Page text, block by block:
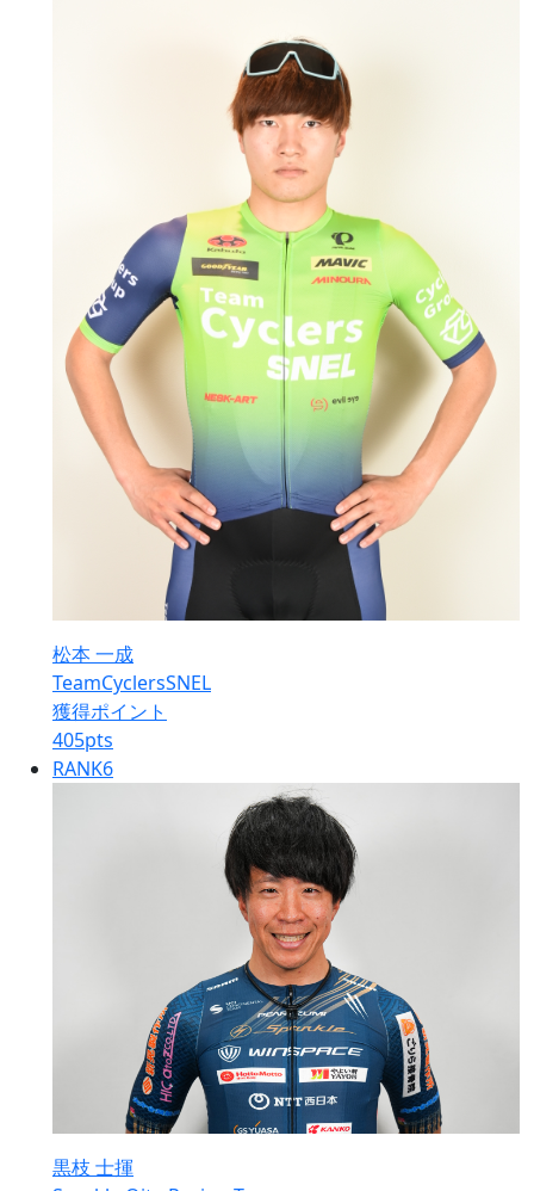
松本 一成
TeamCyclersSNEL
獲得ポイント
405pts
RANK6
黒枝 士揮